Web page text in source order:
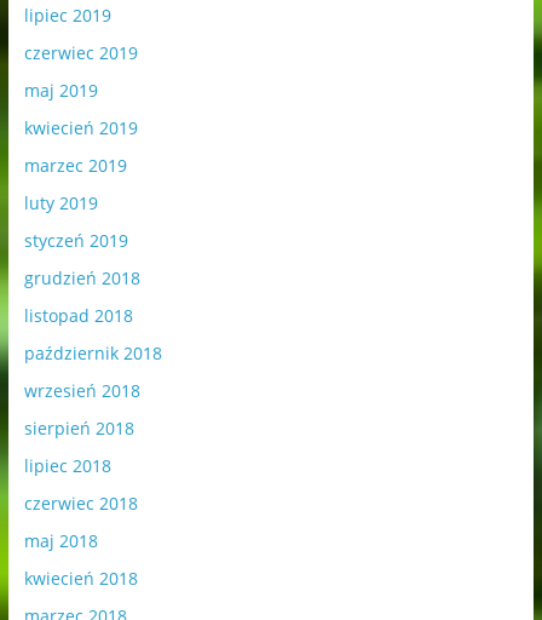
lipiec 2019
czerwiec 2019
maj 2019
kwiecień 2019
marzec 2019
luty 2019
styczeń 2019
grudzień 2018
listopad 2018
październik 2018
wrzesień 2018
sierpień 2018
lipiec 2018
czerwiec 2018
maj 2018
kwiecień 2018
marzec 2018